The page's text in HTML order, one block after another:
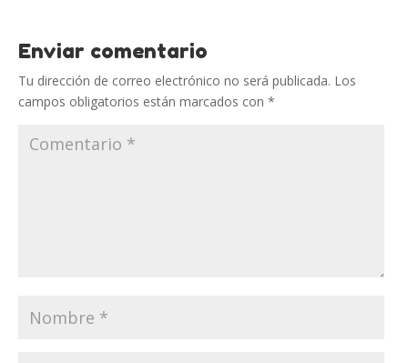
Enviar comentario
Tu dirección de correo electrónico no será publicada. Los
campos obligatorios están marcados con *